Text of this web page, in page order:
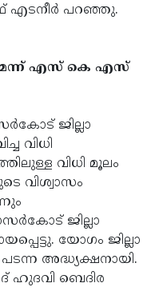
എടനീർ പറഞ്ഞു.
എസ് കെ എസ്
ജില്ലാ
വിധി
വിധി മൂലം
വിശ്വാസം
ജില്ലാ
യോഗം ജില്ലാ
അദ്ധ്യക്ഷനായി.
ഹുദവി ബെദിര